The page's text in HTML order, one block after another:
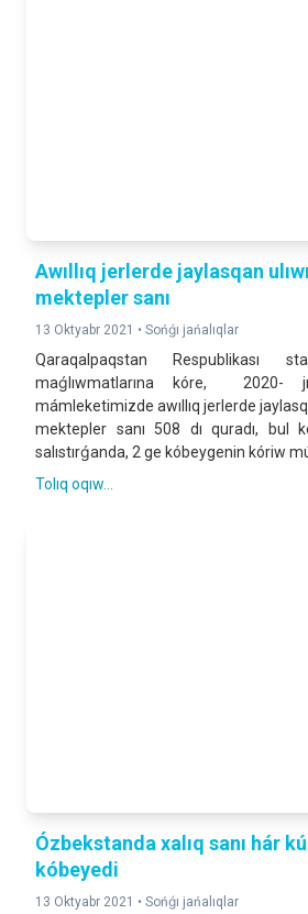
Awıllıq jerlerde jaylasqan
mektepler sanı
13 Oktyabr 2021 • Sońǵı jańalıqlar
Qaraqalpaqstan Respublikası
maǵlıwmatlarına kóre, 2020-
mámleketimizde awıllıq jerlerde
mektepler sanı 508 dı quradı, bul
salıstırǵanda, 2 ge kóbeygenin kóriw
Tolıq oqıw...
Ózbekstanda xalıq sanı hár
kóbeyedi
13 Oktyabr 2021 • Sońǵı jańalıqlar